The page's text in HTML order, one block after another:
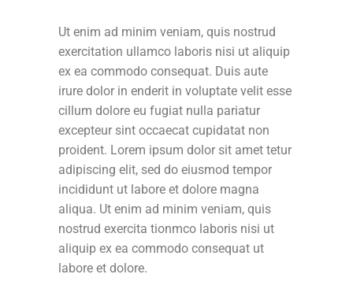
Ut enim ad minim veniam, quis nostrud
exercitation ullamco laboris nisi ut aliquip
ex ea commodo consequat. Duis aute
irure dolor in enderit in voluptate velit esse
cillum dolore eu fugiat nulla pariatur
excepteur sint occaecat cupidatat non
proident. Lorem ipsum dolor sit amet tetur
adipiscing elit, sed do eiusmod tempor
incididunt ut labore et dolore magna
aliqua. Ut enim ad minim veniam, quis
nostrud exercita tionmco laboris nisi ut
aliquip ex ea commodo consequat ut
labore et dolore.